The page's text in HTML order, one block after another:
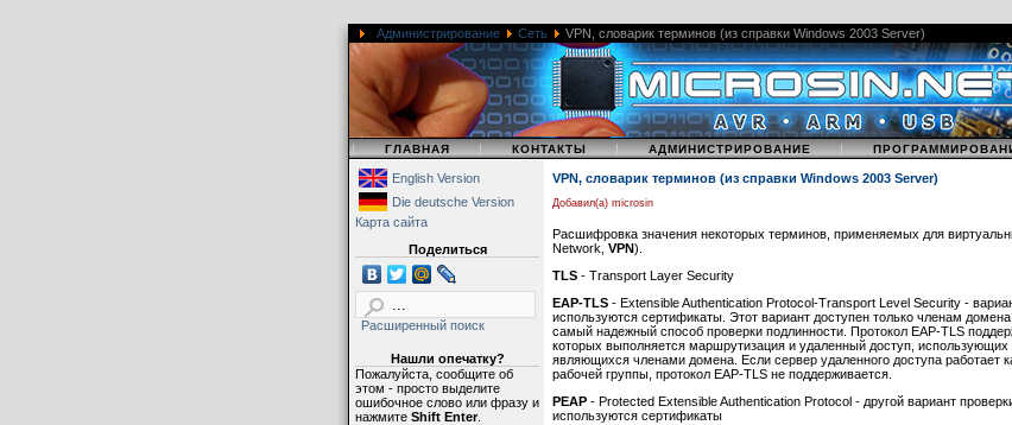
Администрирование Сеть VPN, словарик терминов (из справки Windows 2003 Server)
| ГЛАВНАЯ | КОНТАКТЫ | АДМИНИСТРИРОВАНИЕ |
English Version
Die deutsche Version
Карта сайта
Поделиться
Расширенный поиск
Нашли опечатку?
Пожалуйста, сообщите об
этом - просто выделите
ошибочное слово или фразу и
нажмите Shift Enter.
VPN, словарик терминов (из справки Windows 2003 Server)
Добавил(а) microsin
Расшифровка значения некоторых терминов, применяемых для
Network, VPN).
TLS - Transport Layer Security
EAP-TLS - Extensible Authentication Protocol-Transport Level Security -
используются сертификаты. Этот вариант доступен только членам
самый надежный способ проверки подлинности. Протокол EAP-TLS
которых выполняется маршрутизация и удаленный доступ, использующих
являющихся членами домена. Если сервер удаленного доступа работает
рабочей группы, протокол EAP-TLS не поддерживается.
PEAP - Protected Extensible Authentication Protocol - другой вариант
используются сертификаты